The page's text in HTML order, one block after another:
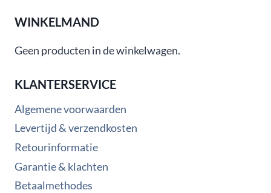
WINKELMAND
Geen producten in de winkelwagen.
KLANTERSERVICE
Algemene voorwaarden
Levertijd & verzendkosten
Retourinformatie
Garantie & klachten
Betaalmethodes